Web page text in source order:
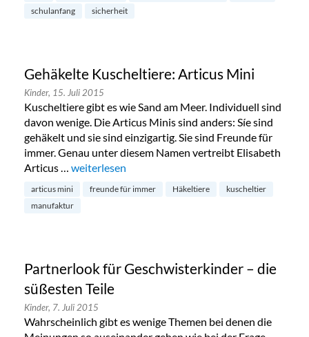
schulanfang
sicherheit
Gehäkelte Kuscheltiere: Articus Mini
Kinder, 15. Juli 2015
Kuscheltiere gibt es wie Sand am Meer. Individuell sind
davon wenige. Die Articus Minis sind anders: Síe sind
gehäkelt und sie sind einzigartig. Sie sind Freunde für
immer. Genau unter diesem Namen vertreibt Elisabeth
Articus … „Gehäkelte Kuscheltiere: Articus Mini“
weiterlesen
articus mini freunde für immer Häkeltiere
kuscheltier
manufaktur
Partnerlook für Geschwisterkinder – die
süßesten Teile
Kinder, 7. Juli 2015
Wahrscheinlich gibt es wenige Themen bei denen die